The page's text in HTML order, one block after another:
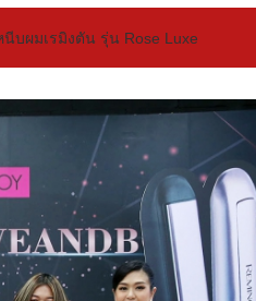
บผมเรมิงตัน รุ่น Rose Luxe